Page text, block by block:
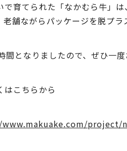
で育てられた「なかむら牛」
老舗ながらパッケージを脱プ
間となりましたので、ぜひ一
こちらから
project/